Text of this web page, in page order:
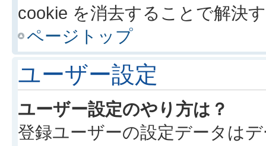
cookie を消去することで解決
ページトップ
ユーザー設定
ユーザー設定のやり方は？
登録ユーザーの設定データは